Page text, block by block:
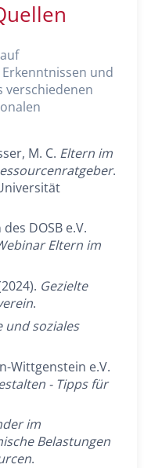
und
verschiedenen
M. C. Eltern im
.
DOSB e.V.
Eltern im
Gezielte
.
und soziales
Wittgenstein e.V.
- Tipps für
im
Belastungen
.